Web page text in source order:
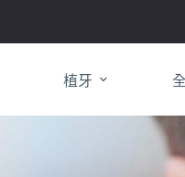
植牙